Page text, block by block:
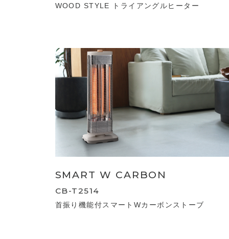
WOOD STYLE トライアングルヒーター
SMART W CARBON
CB-T2514
首振り機能付スマートWカーボンストーブ